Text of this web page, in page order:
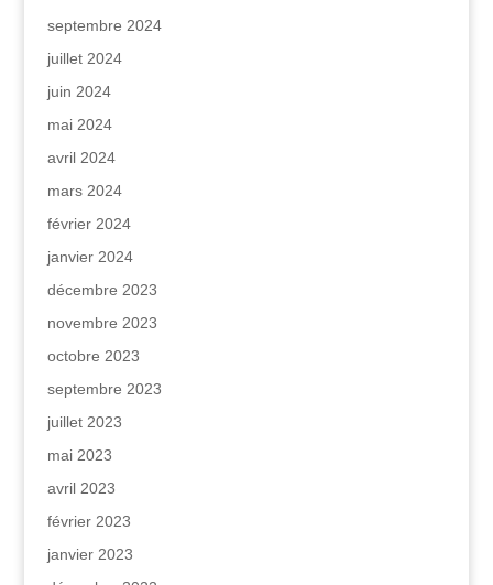
septembre 2024
juillet 2024
juin 2024
mai 2024
avril 2024
mars 2024
février 2024
janvier 2024
décembre 2023
novembre 2023
octobre 2023
septembre 2023
juillet 2023
mai 2023
avril 2023
février 2023
janvier 2023